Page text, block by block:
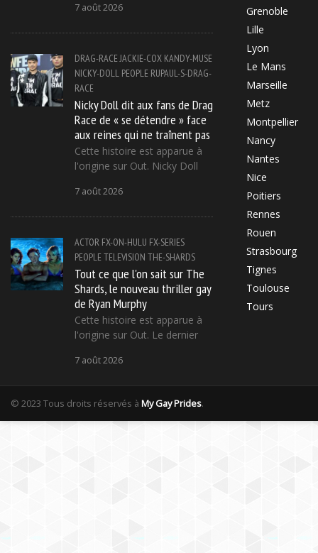
7 août 2026
DRAG-RACEJACKIE-COX KANDY-MUSE
NICKY-DOLL PEOPLE RUPAUL-S-DRAG-
RACE
Nicky Doll dit aux fans de Drag
Race de « se détendre » face
aux reines qui ne traînent pas
Cette histoire est apparue à
l'origine sur Out. Nicky Doll
7 août 2026
ACTOR FX-ON-HULU FX-SERIES
PEOPLETELEVISION THE-SHARDS
Tout ce que l'on sait sur The
Shards, le nouveau thriller gay
de Ryan Murphy
Cette histoire est apparue à
l'origine sur Out. Le dernier
7 août 2026
Grenoble
Lille
Lyon
Le Mans
Marseille
Metz
Montpellier
Nancy
Nantes
Nice
Poitiers
Rennes
Rouen
Strasbourg
Tignes
Toulouse
Tours
© 2023 Tous droits réservés à My Gay Prides.